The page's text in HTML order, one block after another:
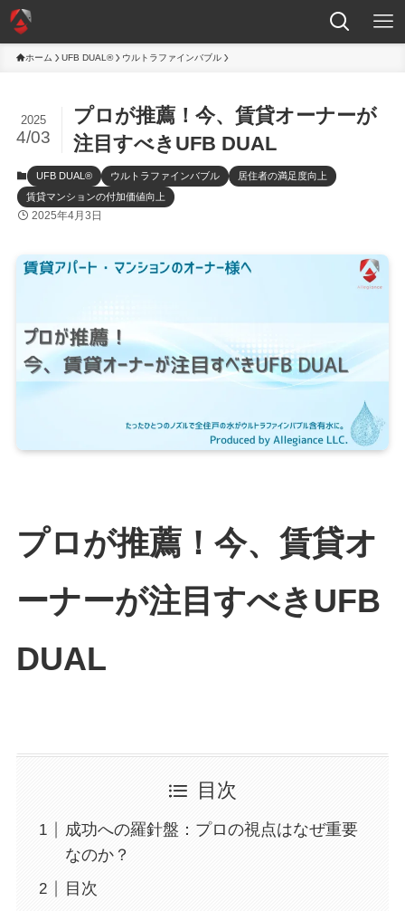
ホーム UFB DUAL® ウルトラファインバブル
プロが推薦！今、賃貸オーナーが
注目すべきUFB DUAL
2025
4/03
UFB DUAL® ウルトラファインバブル
居住者の満足度向上
賃貸マンションの付加価値向上
2025年4月3日
プロが推薦！今、賃貸オ
ーナーが注目すべきUFB
DUAL
目次
成功への羅針盤：プロの視点はなぜ重要
なのか？
目次